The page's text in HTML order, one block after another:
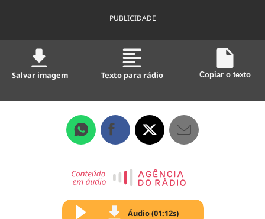
PUBLICIDADE
Salvar imagem Texto para rádio Copiar o texto
Áudio (01:12s)